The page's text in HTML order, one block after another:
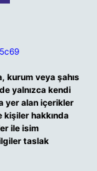
kurum veya şahıs
yalnızca kendi
yer alan içerikler
hakkında
ile isim
taslak